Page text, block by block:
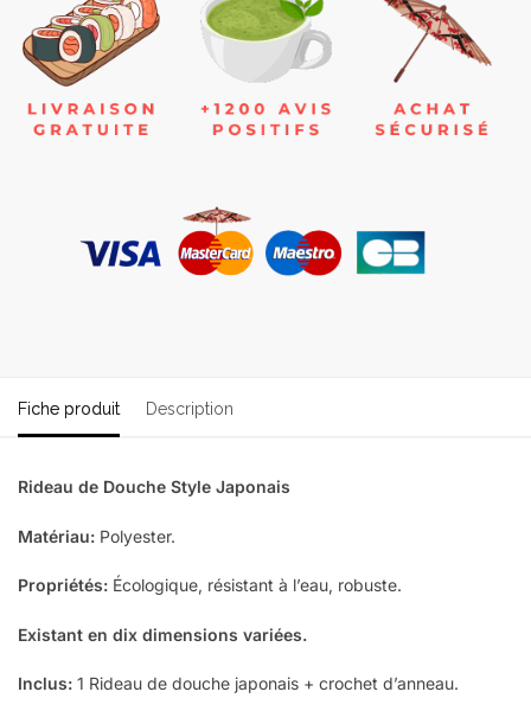
Fiche produit Description
Rideau de Douche Style Japonais
Matériau: Polyester.
Propriétés: Écologique, résistant à l’eau, robuste.
Existant en dix dimensions variées.
Inclus: 1 Rideau de douche japonais + crochet d’anneau.